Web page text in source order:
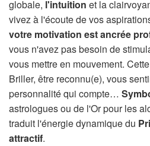
globale, l'intuition et la
vivez à l'écoute de vos
votre motivation est ancrée
vous n'avez pas besoin de
vous mettre en mouvement.
Briller, être reconnu(e), vous
personnalité qui compte…
astrologues ou de l'Or pour les
traduit l'énergie dynamique du
attractif.